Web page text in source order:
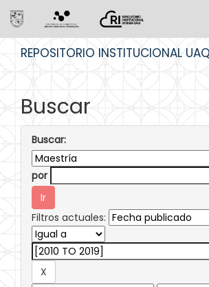
REPOSITORIO INSTITUCIONAL UAQ
Buscar
Buscar:
por
Filtros actuales: